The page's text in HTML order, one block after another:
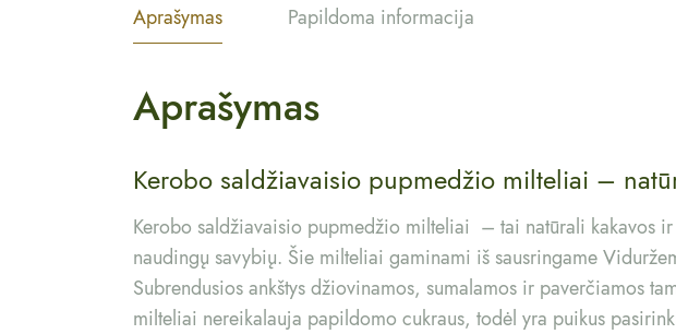
Aprašymas Papildoma informacija
Aprašymas
Kerobo saldžiavaisio pupmedžio milteliai –
Kerobo saldžiavaisio pupmedžio milteliai – tai natūrali kakavos
naudingų savybių. Šie milteliai gaminami iš sausringame
Subrendusios ankštys džiovinamos, sumalamos ir paverčiamos
milteliai nereikalauja papildomo cukraus, todėl yra puikus